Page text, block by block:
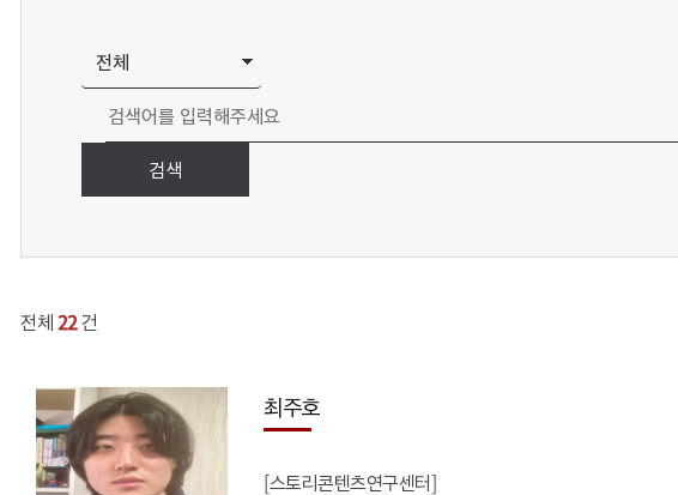
검색
전체 22건
최주호
[스토리콘텐츠연구센터]